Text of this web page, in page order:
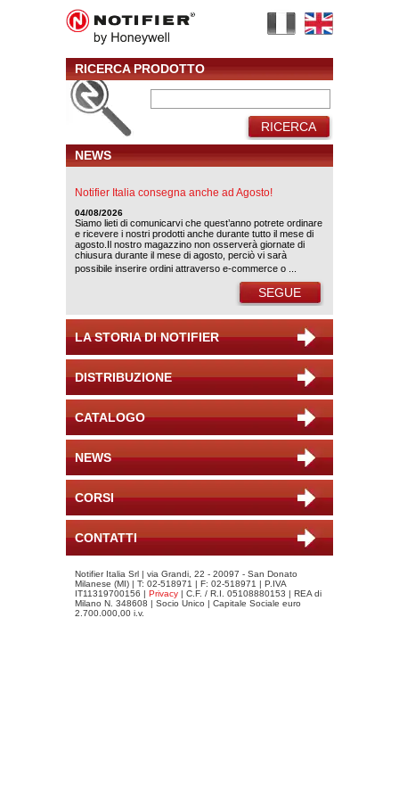
RICERCA PRODOTTO
RICERCA
NEWS
Notifier Italia consegna anche ad Agosto!
04/08/2026
Siamo lieti di comunicarvi che quest’anno potrete ordinare
e ricevere i nostri prodotti anche durante tutto il mese di
agosto.Il nostro magazzino non osserverà giornate di
chiusura durante il mese di agosto, perciò vi sarà
possibile inserire ordini attraverso e-commerce o ...
SEGUE
LA STORIA DI NOTIFIER
DISTRIBUZIONE
CATALOGO
NEWS
CORSI
CONTATTI
Notifier Italia Srl | via Grandi, 22 - 20097 - San Donato
Milanese (MI) | T: 02-518971 | F: 02-518971 | P.IVA
IT11319700156 | Privacy | C.F. / R.I. 05108880153 | REA di
Milano N. 348608 | Socio Unico | Capitale Sociale euro
2.700.000,00 i.v.